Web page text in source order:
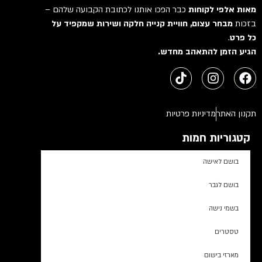
מאות אלפי לקוחותכבר הפכו אותנו לכתובת הקבועה שלהם –
בזכותמבחר עצום, חוויית קנייה חלקה ושירות שמקפיד על
כל פרט.
הגיע הזמן להתאהב מחדש.
תקנון האתרמדיניות פרטיות
קטגוריות חמות
בושם לאישה
בושם לגבר
בשמי נישה
טסטרים
מארזי בישום